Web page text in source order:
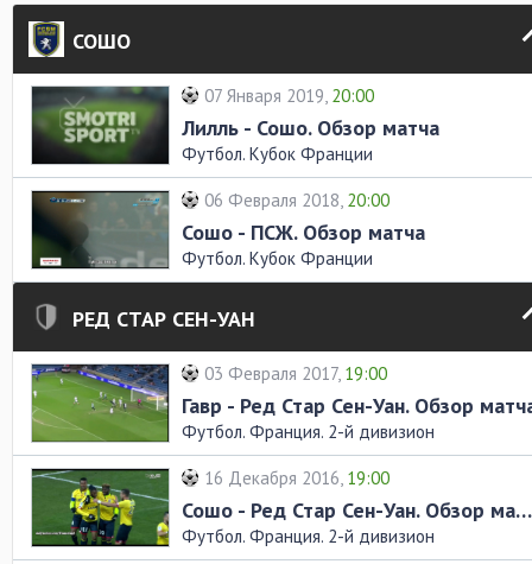
СОШО
07 Января 2019, 20:00
Лилль - Сошо. Обзор матча
Футбол. Кубок Франции
06 Февраля 2018, 20:00
Сошо - ПСЖ. Обзор матча
Футбол. Кубок Франции
РЕД СТАР СЕН-УАН
03 Февраля 2017, 19:00
Гавр - Ред Стар Сен-Уан. Обзор
Футбол. Франция. 2-й дивизион
16 Декабря 2016, 19:00
Сошо - Ред Стар Сен-Уан. Обзор матча
Футбол. Франция. 2-й дивизион